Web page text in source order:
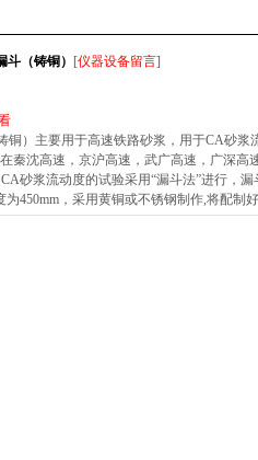
（铸铜） [仪器设备留言]
铜）主要用于高速铁路砂浆，用于CA砂浆
秦沈高速，京沪高速，武广高速，广深高
砂浆流动度的试验采用“漏斗法”进行，
为450mm，采用黄铜或不锈钢制作,将配制